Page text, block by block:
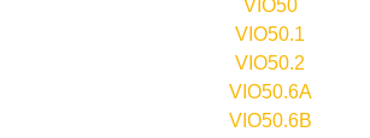
VIO50
VIO50.1
VIO50.2
VIO50.6A
VIO50.6B